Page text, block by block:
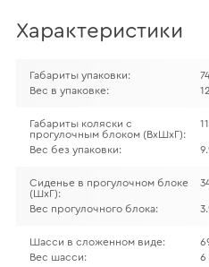
Характеристики
Габариты упаковки:
Вес в упаковке:
Габариты коляски с
прогулочным блоком (ВхШхГ):
Вес без упаковки:
Сиденье в прогулочном блоке
(ШхГ):
Вес прогулочного блока:
Шасси в сложенном виде:
Вес шасси:
6